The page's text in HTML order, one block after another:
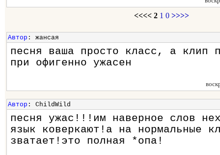
<<<< 2 1 0 >>>>
Автор : жансая
песня ваша просто класс, а клип
при офигенно ужасен
Автор : ChildWild
песня ужас!!!им наверное слов
язык коверкают!а на нормальные
зватает!это полная *опа!